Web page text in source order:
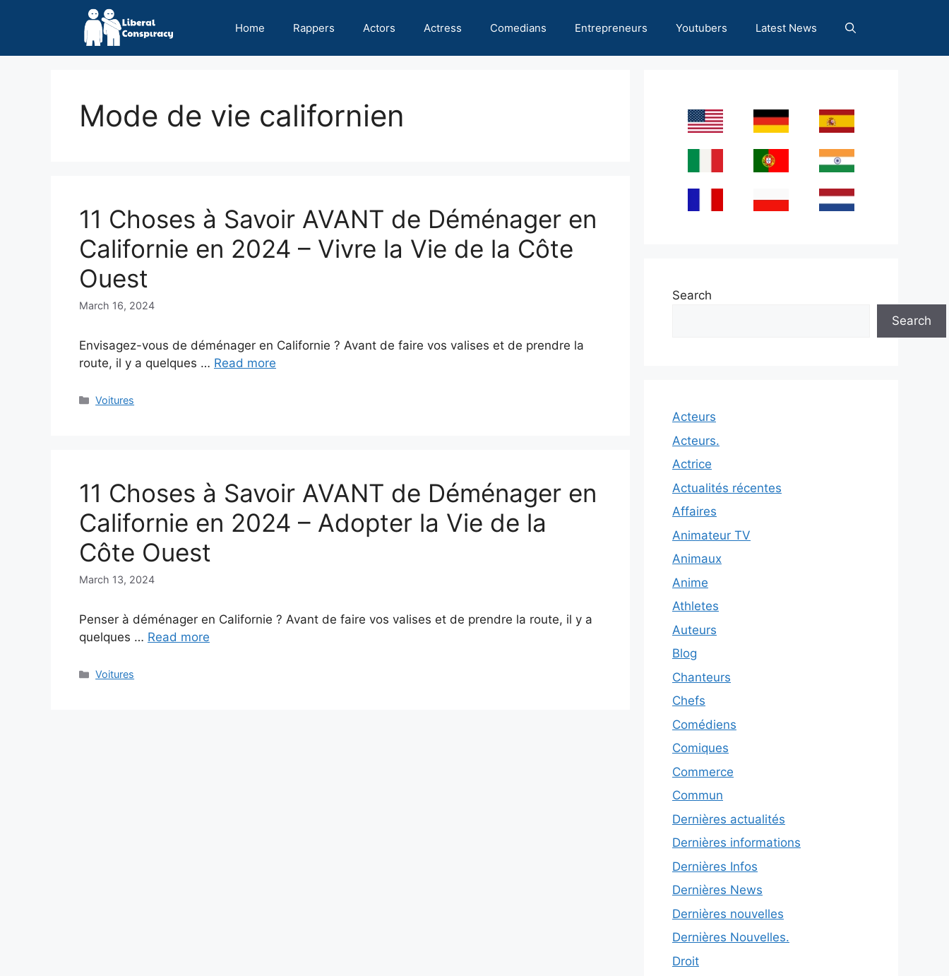
Home Rappers Actors Actress Comedians Entrepreneurs Youtubers Latest News
Mode de vie californien
11 Choses à Savoir AVANT de Déménager en
Californie en 2024 – Vivre la Vie de la Côte
Ouest
March 16, 2024
Envisagez-vous de déménager en Californie ? Avant de faire vos valises et de prendre la
route, il y a quelques … Read more
Categories
Voitures
11 Choses à Savoir AVANT de Déménager en
Californie en 2024 – Adopter la Vie de la
Côte Ouest
March 13, 2024
Penser à déménager en Californie ? Avant de faire vos valises et de prendre la route, il y a
quelques … Read more
Categories
Voitures
Search
Search
Acteurs
Acteurs.
Actrice
Actualités récentes
Affaires
Animateur TV
Animaux
Anime
Athletes
Auteurs
Blog
Chanteurs
Chefs
Comédiens
Comiques
Commerce
Commun
Dernières actualités
Dernières informations
Dernières Infos
Dernières News
Dernières nouvelles
Dernières Nouvelles.
Droit